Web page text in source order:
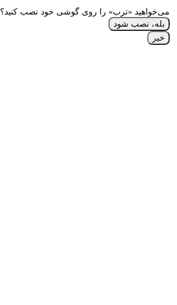
می‌خواهید «ترب» را روی گوشی خود نصب کنید؟
بله، نصب شود
خیر